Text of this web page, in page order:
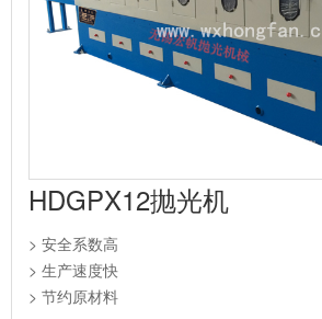
HDGPX12抛光机
> 安全系数高
> 生产速度快
> 节约原材料